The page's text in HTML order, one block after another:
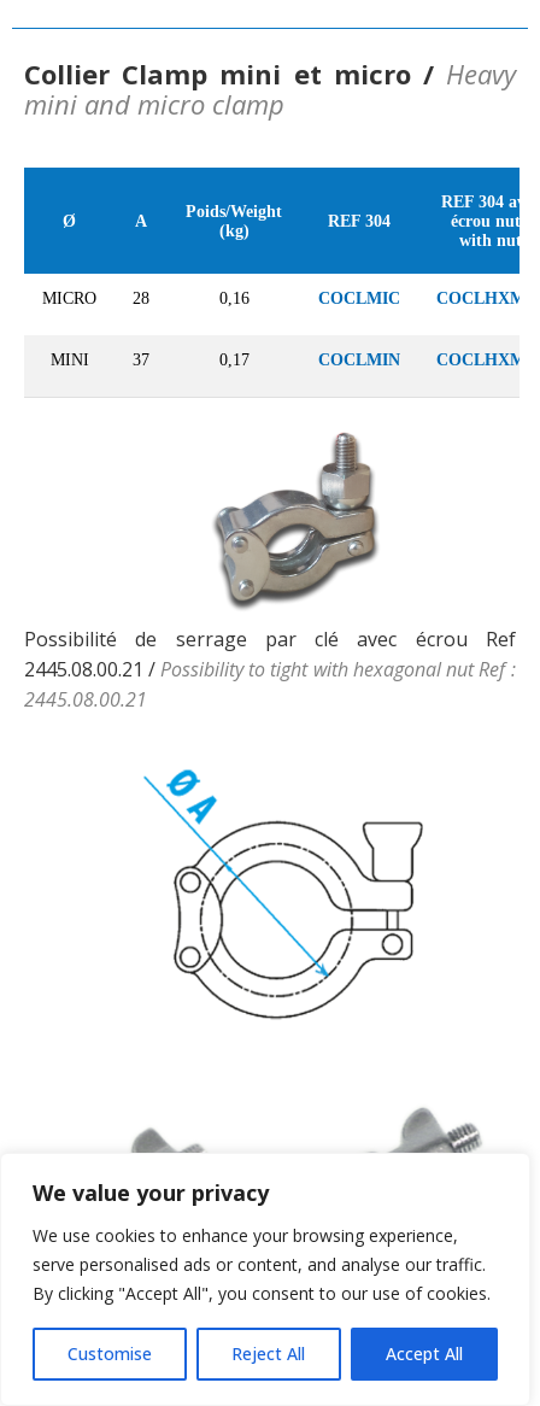
We value your privacy
We use cookies to enhance your browsing experience,
serve personalised ads or content, and analyse our traffic.
By clicking "Accept All", you consent to our use of cookies.
Customise Reject All Accept All
Collier Clamp mini et micro / Heavy
mini and micro clamp
Ø A
Poids/Weight
(kg)
REF 304
REF 304 avec
écrou nut /
with nut
MICRO 28 0,16 COCLMIC
MINI 37 0,17 COCLMIN
Possibilité de serrage par clé avec écrou Ref
2445.08.00.21 /Possibility to tight with hexagonal nutRef :
2445.08.00.21